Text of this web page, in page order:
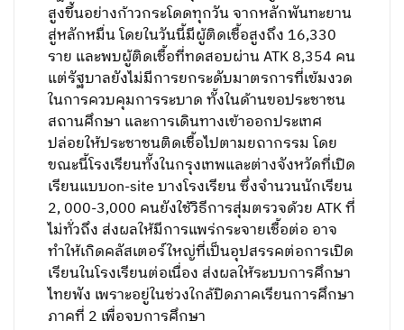
สูงขึ้นอย่างก้าวกระโดดทุกวัน จากหลักพันทะยาน
สู่หลักหมื่น โดยในวันนี้มีผู้ติดเชื้อสูงถึง 16,330
ราย และพบผู้ติดเชื้อที่ทดสอบผ่าน ATK 8,354 คน
แต่รัฐบาลยังไม่มีการยกระดับมาตรการที่เข้มงวด
ในการควบคุมการระบาด ทั้งในด้านขอประชาชน
สถานศึกษา และการเดินทางเข้าออกประเทศ
ปล่อยให้ประชาชนติดเชื้อไปตามยถากรรม โดย
ขณะนี้โรงเรียนทั้งในกรุงเทพและต่างจังหวัดที่เปิด
เรียนแบบon-site บางโรงเรียน ซึ่งจำนวนนักเรียน
2, 000-3,000 คนยังใช้วิธีการสุ่มตรวจด้วย ATK ที่
ไม่ทั่วถึง ส่งผลให้มีการแพร่กระจายเชื้อต่อ อาจ
ทำให้เกิดคลัสเตอร์ใหญ่ที่เป็นอุปสรรคต่อการเปิด
เรียนในโรงเรียนต่อเนื่อง ส่งผลให้ระบบการศึกษา
ไทยพัง เพราะอยู่ในช่วงใกล้ปิดภาคเรียนการศึกษา
ภาคที่ 2 เพื่อจบการศึกษา